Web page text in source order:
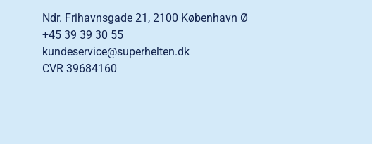
Ndr. Frihavnsgade 21, 2100 København Ø
+45 39 39 30 55
kundeservice@superhelten.dk
CVR 39684160